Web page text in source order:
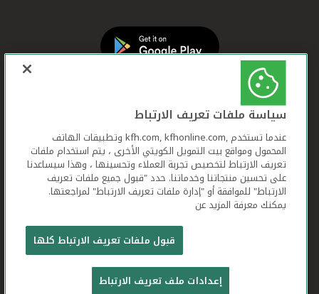
بيت التمويل الكويتي جميع الحقوق محفوظة © 2026
شروط وأحكام استخدام الموقع الإلكتروني
تعريف الارتباط بيان الخصوصية
سياسة ملفات تعريف الارتباط
عندما تستخدم ,kfh.com, kfhonline.com وتطبيقات الهاتف
المحمول ومواقع بيت التمويل الكويتي الأخرى ، يتم استخدام ملفات
تعريف الارتباط لتخصيص تجربة العملاء وتحسينها ، وهذا سيساعدنا
على تحسين منتجاتنا وخدماتنا. حدد "قبول جميع ملفات تعريف
الارتباط" للموافقة أو "إدارة ملفات تعريف الارتباط" لمراجعتها.
يمكنك معرفة المزيد عن
قبول ملفات تعريف الارتباط كلها
إعدادات ملف تعريف الارتباط